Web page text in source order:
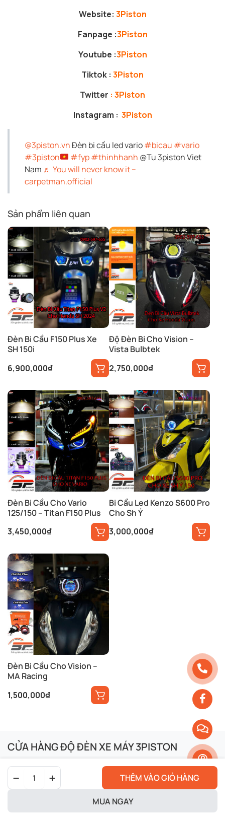
Cầu
THÊM VÀO GIỎ HÀNG
MUA NGAY
Website: 3Piston
Fanpage :3Piston
Youtube :3Piston
Tiktok : 3Piston
Twitter : 3Piston
Instagram : 3Piston
@3piston.vnĐèn bi cầu led vario#bicau #vario
#3piston
#fyp#thinhhanh @Tu 3piston Viet
Nam ♬ You will never know it –
carpetman.official
Sản phẩm liên quan
Đèn Bi Cầu F150 Plus Xe
SH 150i
6,900,000₫
Độ Đèn Bi Cho Vision –
Vista Bulbtek
2,750,000₫
Đèn Bi Cầu Cho Vario
125/150 – Titan F150 Plus
3,450,000₫
Bi Cầu Led Kenzo S600 Pro
Cho Sh Ý
3,000,000₫
Đèn Bi Cầu Cho Vision –
MA Racing
1,500,000₫
CỬA HÀNG ĐỘ ĐÈN XE MÁY 3PISTON
Hotline:0902.597.655
Email:
3pistonvn@gmail.com
Địa chỉ:166 Thạch Lam, Phú Thạnh, Tân Phú, TP. Hồ Chí